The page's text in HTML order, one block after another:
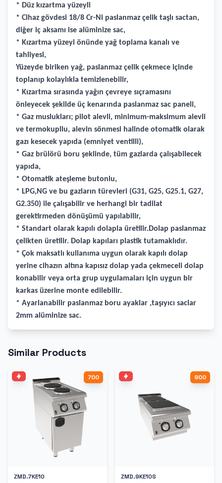
* Düz kızartma yüzeyli
* Cihaz gövdesi 18/8 Cr-Ni paslanmaz çelik taşlı sactan,
diğer iç aksamı ise alüminize sac,
* Kızartma yüzeyi önünde yağ toplama kanalı ve
tahliyesi,
Yüzeyde biriken yağ, paslanmaz çelik çekmece içinde
toplanıp kolaylıkla temizlenebilir,
* Kızartma sırasında yağın çevreye sıçramasını
önleyecek şekilde üç kenarında paslanmaz sac paneli,
* Gaz muslukları; pilot alevli, minimum-maksimum alevli
ve termokupllu, alevin sönmesi halinde otomatik olarak
gazı kesecek yapıda (emniyet ventilli),
* Gaz brülörü boru şeklinde, tüm gazlarda çalışabilecek
yapıda,
* Otomatik ateşleme butonlu,
* LPG,NG ve bu gazların türevleri (G31, G25, G25.1, G27,
G2.350) ile çalışabilir ve herhangi bir tadilat
gerektirmeden dönüşümü yapılabilir,
* Standart olarak kapılı dolapla üretilir.Dolap paslanmaz
çelikten üretilir. Dolap kapıları plastik tutamaklıdır.
* Çok maksatlı kullanıma uygun olarak kapılı dolap
yerine cihazın altına kapısız dolap yada çekmeceli dolap
konabilir veya orta grup uygulamaları için uygun bir
karkas üzerine monte edilebilir.
* Ayarlanabilir paslanmaz boru ayaklar ,taşıyıcı saclar
2mm alüminize sac.
Similar Products
700
ZMD.7KE10
900
ZMD.9KE10S